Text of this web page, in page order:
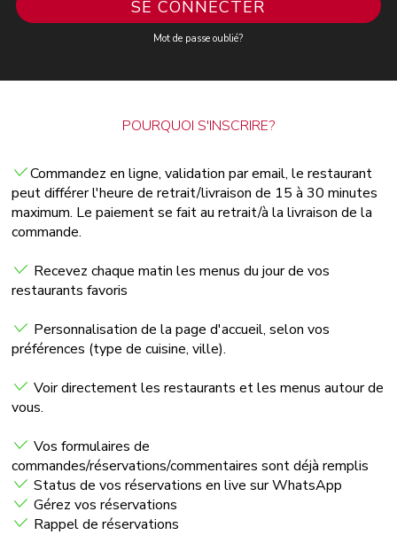
Mot de passe oublié?
POURQUOI S'INSCRIRE?
Commandez en ligne, validation par email, le restaurant
peut différer l'heure de retrait/livraison de 15 à 30 minutes
maximum. Le paiement se fait au retrait/à la livraison de la
commande.
Recevez chaque matin les menus du jour de vos
restaurants favoris
Personnalisation de la page d'accueil, selon vos
préférences (type de cuisine, ville).
Voir directement les restaurants et les menus autour de
vous.
Vos formulaires de
commandes/réservations/commentaires sont déjà remplis
Status de vos réservations en live sur WhatsApp
Gérez vos réservations
Rappel de réservations